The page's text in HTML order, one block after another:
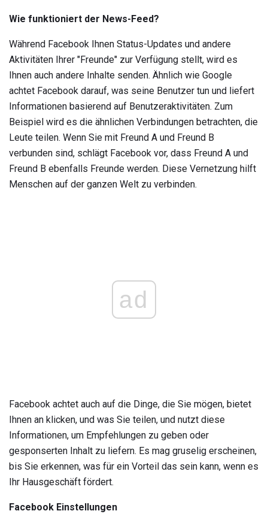
Wie funktioniert der News-Feed?
Während Facebook Ihnen Status-Updates und andere
Aktivitäten Ihrer "Freunde" zur Verfügung stellt, wird es
Ihnen auch andere Inhalte senden. Ähnlich wie Google
achtet Facebook darauf, was seine Benutzer tun und liefert
Informationen basierend auf Benutzeraktivitäten. Zum
Beispiel wird es die ähnlichen Verbindungen betrachten, die
Leute teilen. Wenn Sie mit Freund A und Freund B
verbunden sind, schlägt Facebook vor, dass Freund A und
Freund B ebenfalls Freunde werden. Diese Vernetzung hilft
Menschen auf der ganzen Welt zu verbinden.
ad
Facebook achtet auch auf die Dinge, die Sie mögen, bietet
Ihnen an klicken, und was Sie teilen, und nutzt diese
Informationen, um Empfehlungen zu geben oder
gesponserten Inhalt zu liefern. Es mag gruselig erscheinen,
bis Sie erkennen, was für ein Vorteil das sein kann, wenn es
Ihr Hausgeschäft fördert.
Facebook Einstellungen